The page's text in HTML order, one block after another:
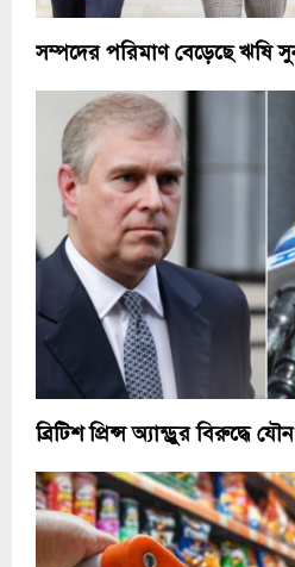
সম্পদের পরিমাণ বেড়েছে ঋষি
ব্রিটিশ প্রিন্স অ্যান্ড্রুর বিরুদ্ধে